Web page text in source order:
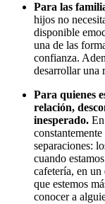
Para las
hijos no
disponible
una de las
confianza.
desarrollar una
Para quienes
relación,
inesperado.
separaciones:
cuando
cafetería, en un
que estemos
conocer a